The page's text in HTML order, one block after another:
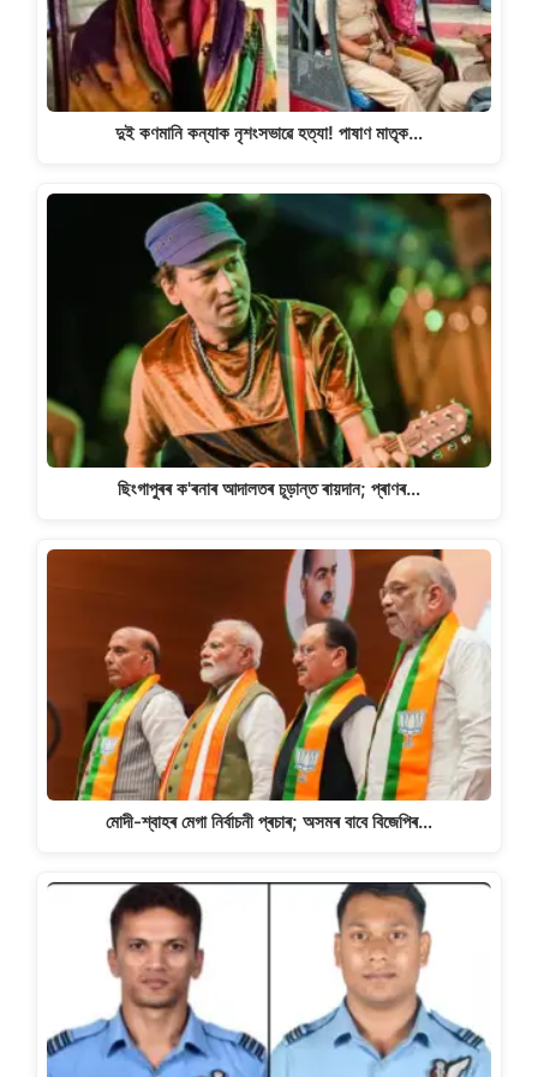
দুই কণমানি কন্যাক নৃশংসভাৱে হত্যা! পাষাণ মাতৃক…
ছিংগাপুৰৰ ক'ৰনাৰ আদালতৰ চূড়ান্ত ৰায়দান; প্ৰাণৰ…
মোদী-শ্বাহৰ মেগা নিৰ্বাচনী প্ৰচাৰ; অসমৰ বাবে বিজেপিৰ…